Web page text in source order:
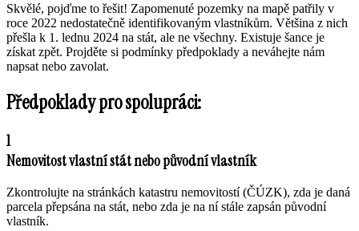
Skvělé, pojďme to řešit! Zapomenuté pozemky na mapě patřily v
roce 2022 nedostatečně identifikovaným vlastníkům. Většina z nich
přešla k 1. lednu 2024 na stát, ale ne všechny. Existuje šance je
získat zpět. Projděte si podmínky předpoklady a neváhejte nám
napsat nebo zavolat.
Předpoklady pro spolupráci:
1
Nemovitost vlastní stát nebo původní vlastník
Zkontrolujte na stránkách katastru nemovitostí (ČÚZK), zda je daná
parcela přepsána na stát, nebo zda je na ní stále zapsán původní
vlastník.